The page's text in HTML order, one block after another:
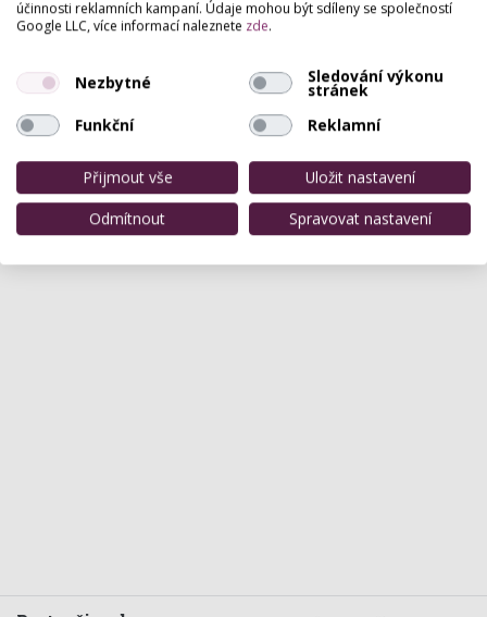
účinnosti reklamních kampaní. Údaje mohou být sdíleny se společností
Google LLC, více informací naleznete zde.
Nezbytné Sledování výkonu
stránek
Funkční
Reklamní
Přijmout vše
Uložit nastavení
Odmítnout
Spravovat nastavení